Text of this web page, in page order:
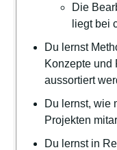
Die
liegt bei
Du lernst
Konzepte und
aussortiert
Du lernst, wie
Projekten
Du lernst in